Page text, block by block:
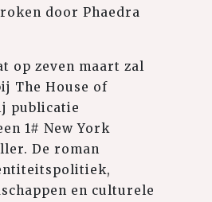
door Phaedra
op zeven maart zal
The House of
publicatie
1# New York
De roman
en culturele